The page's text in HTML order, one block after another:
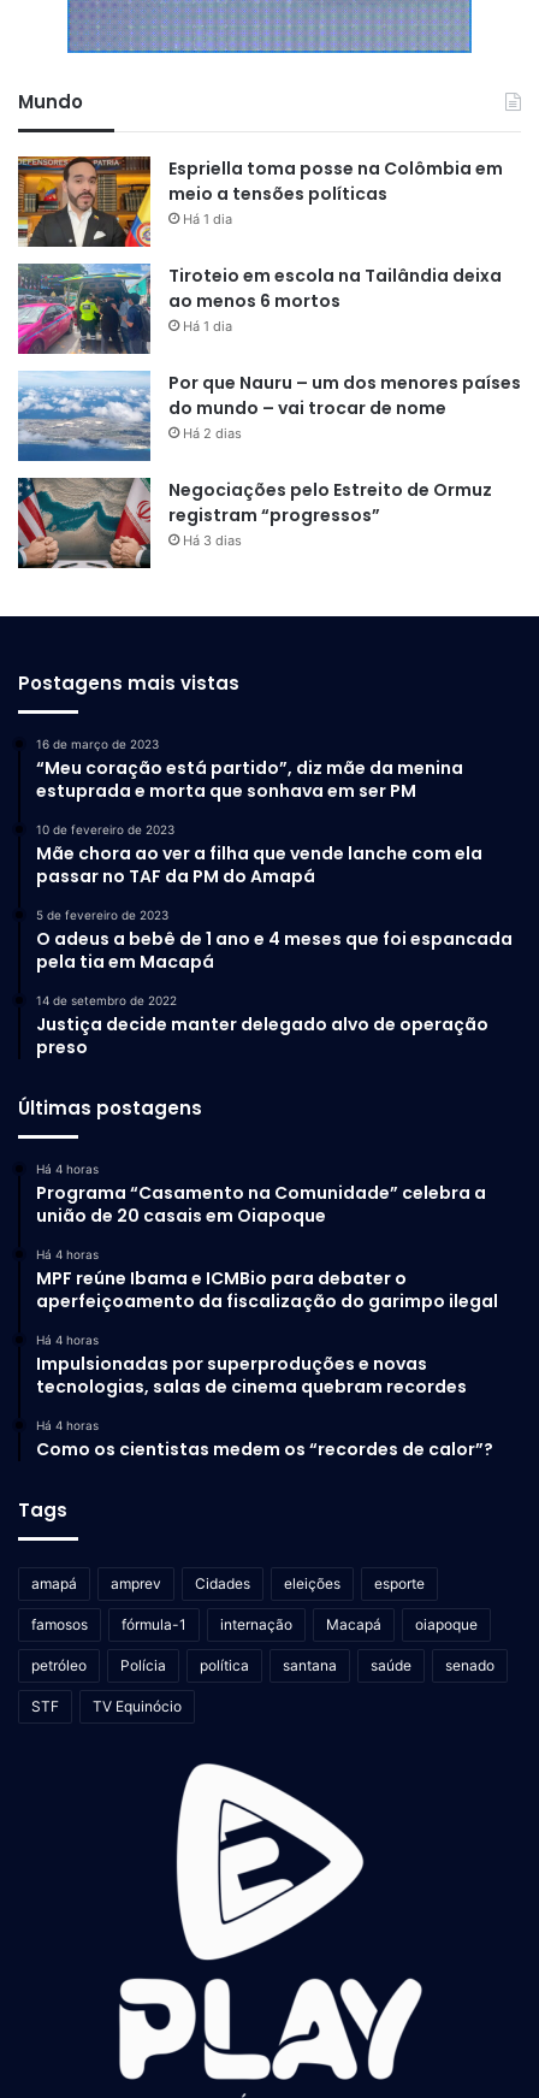
Mundo
Espriella toma posse na Colômbia em
meio a tensões políticas
Há 1 dia
Tiroteio em escola na Tailândia deixa
ao menos 6 mortos
Há 1 dia
Por que Nauru – um dos menores países
do mundo – vai trocar de nome
Há 2 dias
Negociações pelo Estreito de Ormuz
registram “progressos”
Há 3 dias
Postagens mais vistas
16 de março de 2023
“Meu coração está partido”, diz mãe da menina
estuprada e morta que sonhava em ser PM
10 de fevereiro de 2023
Mãe chora ao ver a filha que vende lanche com ela
passar no TAF da PM do Amapá
5 de fevereiro de 2023
O adeus a bebê de 1 ano e 4 meses que foi espancada
pela tia em Macapá
14 de setembro de 2022
Justiça decide manter delegado alvo de operação
preso
Últimas postagens
Há 4 horas
Programa “Casamento na Comunidade” celebra a
união de 20 casais em Oiapoque
Há 4 horas
MPF reúne Ibama e ICMBio para debater o
aperfeiçoamento da fiscalização do garimpo ilegal
Há 4 horas
Impulsionadas por superproduções e novas
tecnologias, salas de cinema quebram recordes
Há 4 horas
Como os cientistas medem os “recordes de calor”?
Tags
amapá amprev Cidades eleições esporte
famosos fórmula-1 internação Macapá oiapoque
petróleo Polícia política santana saúde senado
STF TV Equinócio